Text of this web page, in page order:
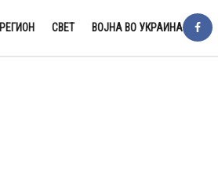
РЕГИОН СВЕТ ВОЈНА ВО УКРАИНА